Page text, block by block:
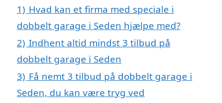
1) Hvad kan et firma med speciale i
dobbelt garage i Seden hjælpe med?
2) Indhent altid mindst 3 tilbud på
dobbelt garage i Seden
3) Få nemt 3 tilbud på dobbelt garage i
Seden, du kan være tryg ved